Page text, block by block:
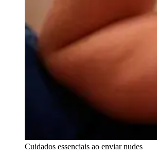
Cuidados essenciais ao enviar nudes